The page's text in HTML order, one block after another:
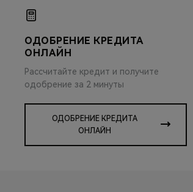
ОДОБРЕНИЕ КРЕДИТА
ОНЛАЙН
Рассчитайте кредит и получите
одобрение за 2 минуты
ОДОБРЕНИЕ КРЕДИТА
ОНЛАЙН